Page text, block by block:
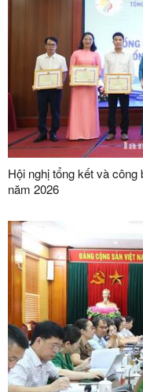
Hội nghị tổng kết và
năm 2026